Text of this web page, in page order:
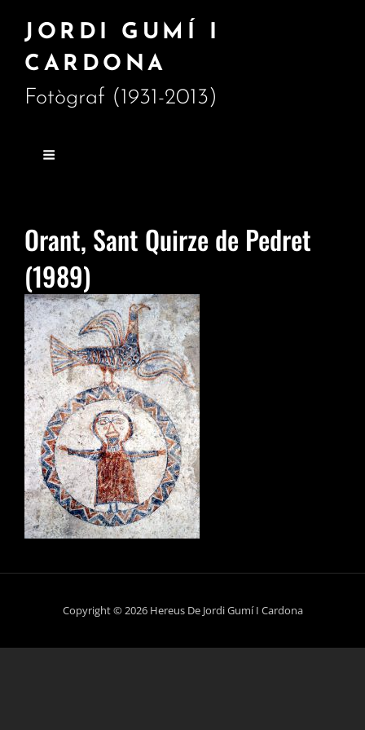
JORDI GUMÍ I
CARDONA
Fotògraf (1931-2013)
Orant, Sant Quirze de Pedret
(1989)
Copyright © 2026 Hereus De Jordi Gumí I Cardona